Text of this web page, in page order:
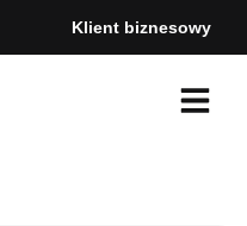
Klient biznesowy